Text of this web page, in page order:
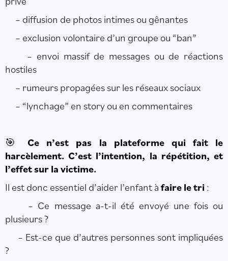
– diffusion de photos intimes ou gênantes
– exclusion volontaire d’un groupe ou “ban”
– envoi massif de messages ou de réactions
hostiles
– rumeurs propagées sur les réseaux sociaux
– “lynchage” en story ou en commentaires
🎯
Ce n’est pas la plateforme qui fait le
harcèlement. C’est l’intention, la répétition, et
l’effet sur la victime.
Il est donc essentiel d’aider l’enfant àfaire le tri:
– Ce message a-t-il été envoyé une fois ou
plusieurs ?
– Est-ce que d’autres personnes sont impliquées
?